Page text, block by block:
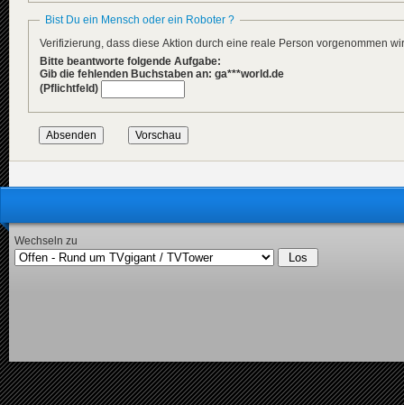
Bist Du ein Mensch oder ein Roboter ?
Verifizierung, dass diese Aktion durch eine reale Person vorgenommen
Bitte beantworte folgende Aufgabe:
Gib die fehlenden Buchstaben an: ga***world.de
(Pflichtfeld)
Wechseln zu